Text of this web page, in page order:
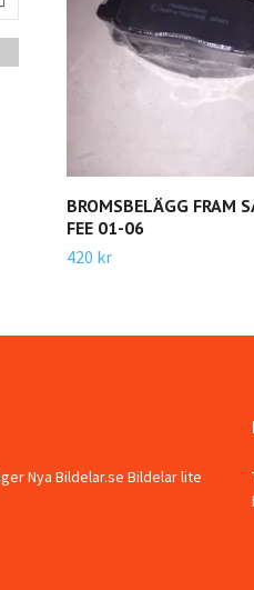
BROMSBELÄGG FRAM
FEE 01-06
420 kr
Nya Bildelar.se Bildelar lite